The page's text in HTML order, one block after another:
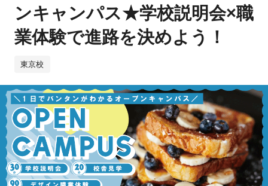
ンキャンパス★学校説明会×職
業体験で進路を決めよう！
東京校